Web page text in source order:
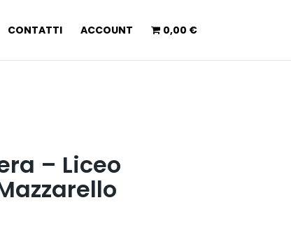
CONTATTI ACCOUNT 0,00 €
– Liceo